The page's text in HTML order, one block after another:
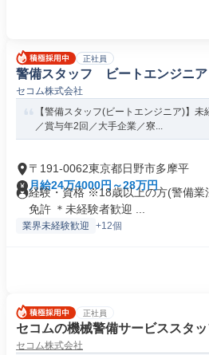
正社員
警備スタッフ ビートエンジニア
セコム株式会社
【警備スタッフ(ビートエンジニア)】
／賞与年2回／大手企業／寮...
〒191-0062東京都日野市多摩平
月給24万4000円～28万円
経験・資格 ※18歳以上の方(警備
免許 ＊未経験者歓迎 ...
業界未経験歓迎 +12個
正社員
セコムの機械警備サービススタッ
セコム株式会社